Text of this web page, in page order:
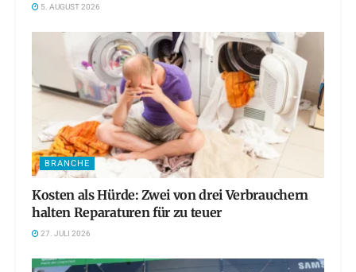
5. AUGUST 2026
BRANCHE
Kosten als Hürde: Zwei von drei Verbrauchern
halten Reparaturen für zu teuer
27. JULI 2026